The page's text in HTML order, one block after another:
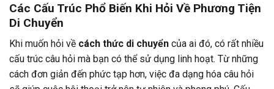
Các Cấu Trúc Phổ Biến Khi Hỏi Về Phương Tiện
Di Chuyển
Khi muốn hỏi về cách thức di chuyển của ai đó, có rất nhiều
cấu trúc câu hỏi mà bạn có thể sử dụng linh hoạt. Từ những
cách đơn giản đến phức tạp hơn, việc đa dạng hóa câu hỏi